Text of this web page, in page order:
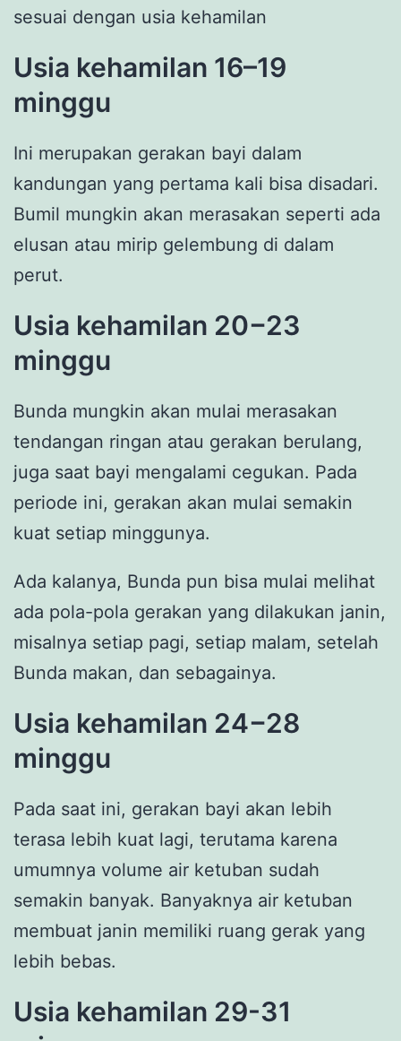
sesuai dengan usia kehamilan
Usia kehamilan 16–19
minggu
Ini merupakan gerakan bayi dalam
kandungan yang pertama kali bisa disadari.
Bumil mungkin akan merasakan seperti ada
elusan atau mirip gelembung di dalam
perut.
Usia kehamilan 20−23
minggu
Bunda mungkin akan mulai merasakan
tendangan ringan atau gerakan berulang,
juga saat bayi mengalami cegukan. Pada
periode ini, gerakan akan mulai semakin
kuat setiap minggunya.
Ada kalanya, Bunda pun bisa mulai melihat
ada pola-pola gerakan yang dilakukan janin,
misalnya setiap pagi, setiap malam, setelah
Bunda makan, dan sebagainya.
Usia kehamilan 24−28
minggu
Pada saat ini, gerakan bayi akan lebih
terasa lebih kuat lagi, terutama karena
umumnya volume air ketuban sudah
semakin banyak. Banyaknya air ketuban
membuat janin memiliki ruang gerak yang
lebih bebas.
Usia kehamilan 29-31